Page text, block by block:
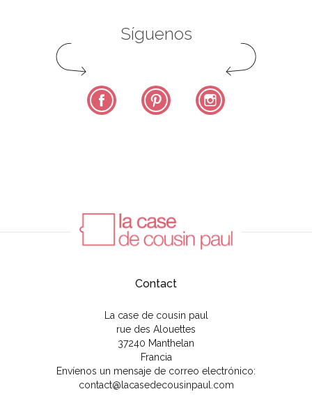
Síguenos
Facebook Pinterest
Contact
La case de cousin paul
rue des Alouettes
37240 Manthelan
Francia
Envíenos un mensaje de correo electrónico:
contact@lacasedecousinpaul.com